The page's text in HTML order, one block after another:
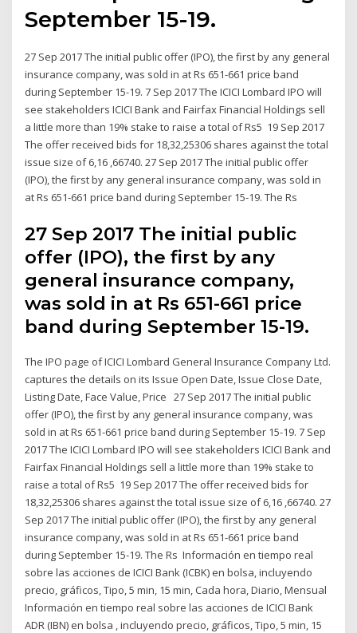
September 15-19.
27 Sep 2017 The initial public offer (IPO), the first by any general
insurance company, was sold in at Rs 651-661 price band
during September 15-19. 7 Sep 2017 The ICICI Lombard IPO will
see stakeholders ICICI Bank and Fairfax Financial Holdings sell
a little more than 19% stake to raise a total of Rs5 19 Sep 2017
The offer received bids for 18,32,25306 shares against the total
issue size of 6,16 ,66740. 27 Sep 2017 The initial public offer
(IPO), the first by any general insurance company, was sold in
at Rs 651-661 price band during September 15-19. The Rs
27 Sep 2017 The initial public
offer (IPO), the first by any
general insurance company,
was sold in at Rs 651-661 price
band during September 15-19.
The IPO page of ICICI Lombard General Insurance Company Ltd.
captures the details on its Issue Open Date, Issue Close Date,
Listing Date, Face Value, Price 27 Sep 2017 The initial public
offer (IPO), the first by any general insurance company, was
sold in at Rs 651-661 price band during September 15-19. 7 Sep
2017 The ICICI Lombard IPO will see stakeholders ICICI Bank and
Fairfax Financial Holdings sell a little more than 19% stake to
raise a total of Rs5 19 Sep 2017 The offer received bids for
18,32,25306 shares against the total issue size of 6,16 ,66740. 27
Sep 2017 The initial public offer (IPO), the first by any general
insurance company, was sold in at Rs 651-661 price band
during September 15-19. The Rs Información en tiempo real
sobre las acciones de ICICI Bank (ICBK) en bolsa, incluyendo
precio, gráficos, Tipo, 5 min, 15 min, Cada hora, Diario, Mensual
Información en tiempo real sobre las acciones de ICICI Bank
ADR (IBN) en bolsa , incluyendo precio, gráficos, Tipo, 5 min, 15